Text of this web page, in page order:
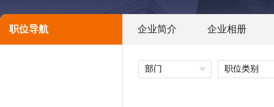
职位导航 企业简介 企业相册
部门 职位类别